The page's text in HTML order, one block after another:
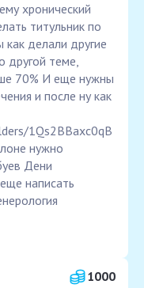
хронический
титульник по
делали другие
другой теме,
70% И еще нужны
и после ну как
1Qs2BBaxc0qB
нужно
Дени
написать
1000